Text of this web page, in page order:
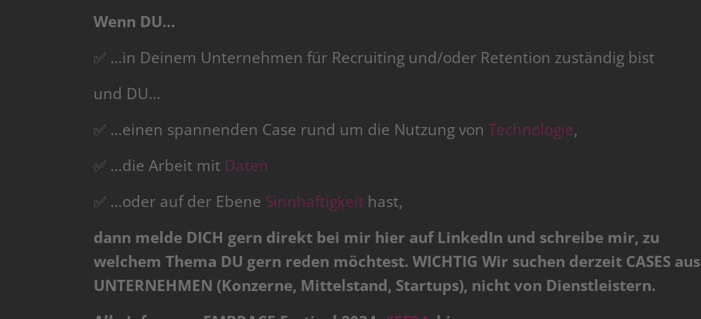
Wenn DU…
✅ …in Deinem Unternehmen für Recruiting und/oder Retention zuständig bist
und DU…
✅ …einen spannenden Case rund um die Nutzung von Technologie,
✅ …die Arbeit mit Daten
✅ …oder auf der Ebene Sinnhaftigkeit hast,
dann melde DICH gern direkt bei mir hier auf LinkedIn und schreibe mir, zu
welchem Thema DU gern reden möchtest. WICHTIG Wir suchen derzeit CASES aus
UNTERNEHMEN (Konzerne, Mittelstand, Startups), nicht von Dienstleistern.